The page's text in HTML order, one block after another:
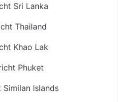
Sri Lanka
Thailand
Khao Lak
Phuket
Similan Islands